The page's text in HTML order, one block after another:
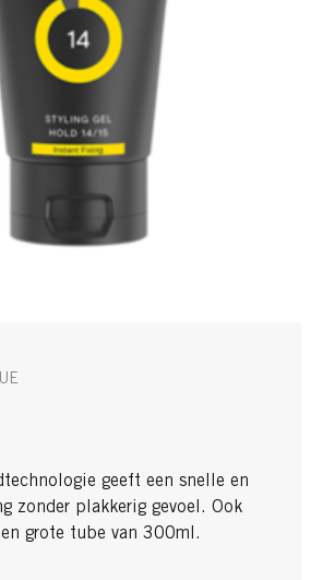
geeft een snelle en
zonder plakkerig gevoel. Ook
grote tube van 300ml.